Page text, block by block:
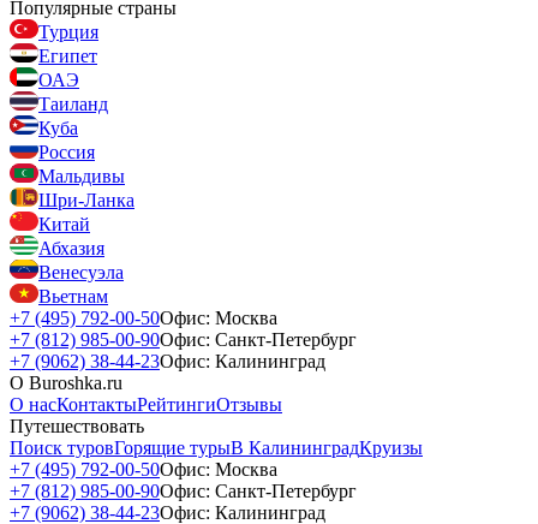
Популярные страны
Турция
Египет
ОАЭ
Таиланд
Куба
Россия
Мальдивы
Шри-Ланка
Китай
Абхазия
Венесуэла
Вьетнам
+7 (495) 792-00-50Офис: Москва
+7 (812) 985-00-90Офис: Санкт-Петербург
+7 (9062) 38-44-23Офис: Калининград
О Buroshka.ru
О насКонтактыРейтингиОтзывы
Путешествовать
Поиск туровГорящие турыВ КалининградКруизы
+7 (495) 792-00-50Офис: Москва
+7 (812) 985-00-90Офис: Санкт-Петербург
+7 (9062) 38-44-23Офис: Калининград